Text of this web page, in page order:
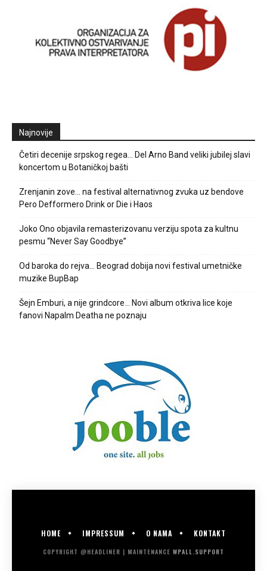
Najnovije
Četiri decenije srpskog regea… Del Arno Band veliki jubilej slavi
koncertom u Botaničkoj bašti
Zrenjanin zove… na festival alternativnog zvuka uz bendove
Pero Defformero Drink or Die i Haos
Joko Ono objavila remasterizovanu verziju spota za kultnu
pesmu “Never Say Goodbye”
Od baroka do rejva… Beograd dobija novi festival umetničke
muzike BupBap
Šejn Emburi, a nije grindcore… Novi album otkriva lice koje
fanovi Napalm Deatha ne poznaju
HOME IMPRESSUM O NAMA KONTAKT
COPYRIGHT @HEADLINER | MAINTENANCE WPALL.SUPPORT